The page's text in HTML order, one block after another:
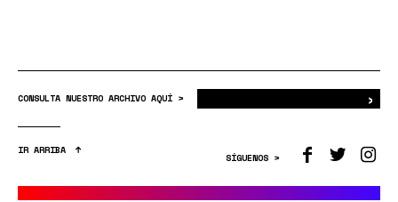
CONSULTA NUESTRO ARCHIVO AQUÍ > ›
IR ARRIBA
SÍGUENOS >